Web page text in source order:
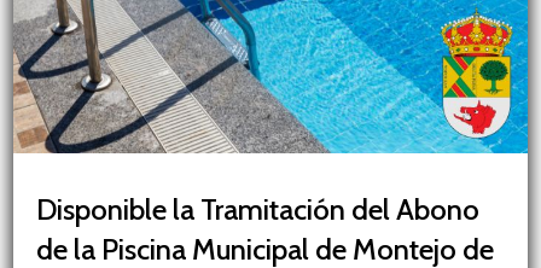
Disponible la Tramitación del Abono
de la Piscina Municipal de Montejo de